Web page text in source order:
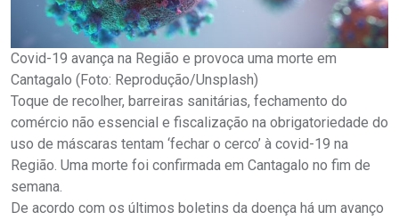
Covid-19 avança na Região e provoca uma morte em
Cantagalo (Foto: Reprodução/Unsplash)
Toque de recolher, barreiras sanitárias, fechamento do
comércio não essencial e fiscalização na obrigatoriedade do
uso de máscaras tentam ‘fechar o cerco’ à covid-19 na
Região. Uma morte foi confirmada em Cantagalo no fim de
semana.
De acordo com os últimos boletins da doença há um avanço